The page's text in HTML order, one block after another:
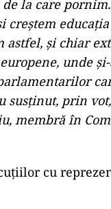
de la care
creștem
astfel, și chiar
unde
susținut, prin
membră în
cu